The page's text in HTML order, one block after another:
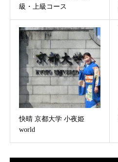
級・上級コース
快晴 京都大学 小夜姫
world